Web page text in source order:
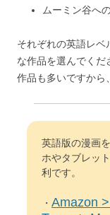
ムーミン谷へ
それぞれの英語レベ
な作品を選んでくだ
作品も多いですから
英語版の漫画
ホやタブレッ
利です。
・ Amazon